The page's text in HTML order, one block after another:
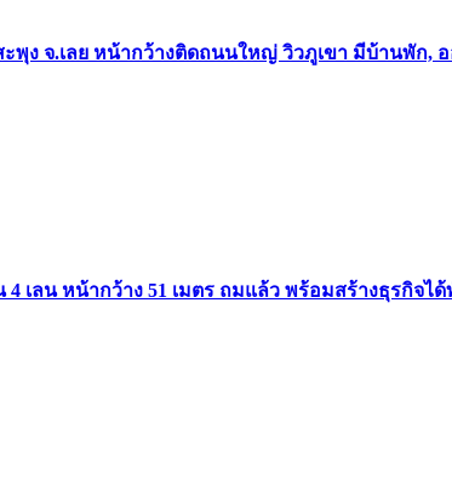
พุง จ.เลย หน้ากว้างติดถนนใหญ่ วิวภูเขา มีบ้านพัก, อ
เลน หน้ากว้าง 51 เมตร ถมแล้ว พร้อมสร้างธุรกิจไ